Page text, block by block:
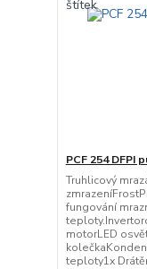
PCF 254 DFPI
Truhlicový
fungování
motorLED
teploty1x